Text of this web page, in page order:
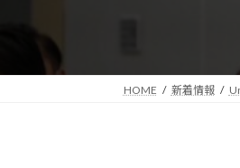
HOME 新着情報